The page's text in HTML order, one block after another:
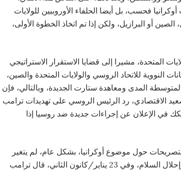
فحسب، بل أيضا الحلفاء الأوروبيين للولايات
أو البرازيل، ولكن إذا تم اتخاذ الخطوة الأولى،
المتحدة، مشيرا إلى قضايا الاستقرار الاستراتيجي
للاتحاد الروسي والولايات المتحدة والصين،
المدى ومعاهدة ستارت الجديدة، وبالتالي، فإن
وعلى الصعيد الاقتصادي، رد الرئيس الروسي على تهديدات ترامب
في الإعلان عن إجراءات جديدة ضد روسيا إذا
التصريحات حول موضوع أوكرانيا، بشكل عام، لم يتغير
خطابه منذ السباق الانتخابي، فهو يدعو إلى حل سريع للأزمة وإحلال السلام، وفي 23 يناير/كانون الثاني، قال ترامب